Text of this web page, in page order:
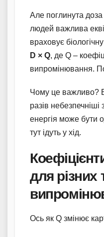
Але поглинута
людей важлива
враховує
D × Q, де Q –
випромінювання.
Чому це важливо?
разів
енергія може бути
тут ідуть у хід.
для різних
Ось як Q змінює